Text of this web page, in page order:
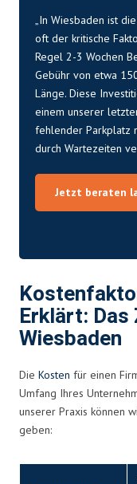
„In Wiesbaden ist
oft der kritische
Regel 2-3 Wochen
Gebühr von etwa
Länge. Diese
einem unserer
fehlender Parkplatz
durch Wartezeiten
Jetzt beraten
Erklärt: Das
Wiesbaden
Die Kosten für einen
Umfang Ihres
unserer Praxis können
geben: